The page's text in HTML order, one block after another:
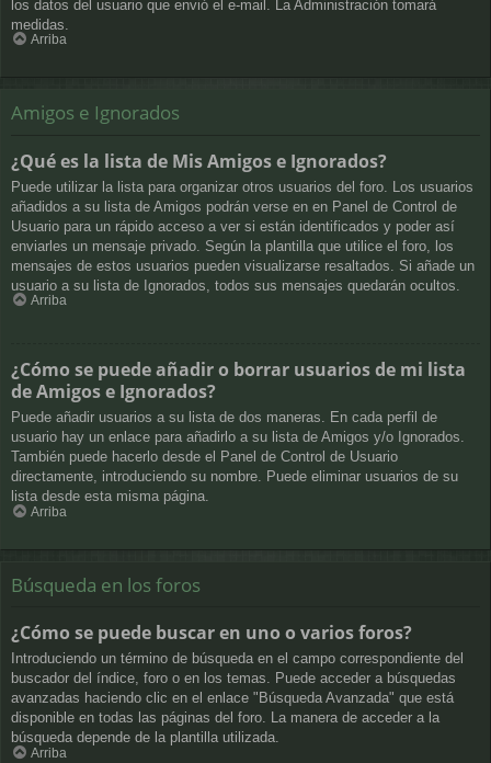
los datos del usuario que envió el e-mail. La Administración tomará
medidas.
Arriba
Amigos e Ignorados
¿Qué es la lista de Mis Amigos e Ignorados?
Puede utilizar la lista para organizar otros usuarios del foro. Los usuarios
añadidos a su lista de Amigos podrán verse en en Panel de Control de
Usuario para un rápido acceso a ver si están identificados y poder así
enviarles un mensaje privado. Según la plantilla que utilice el foro, los
mensajes de estos usuarios pueden visualizarse resaltados. Si añade un
usuario a su lista de Ignorados, todos sus mensajes quedarán ocultos.
Arriba
¿Cómo se puede añadir o borrar usuarios de mi lista
de Amigos e Ignorados?
Puede añadir usuarios a su lista de dos maneras. En cada perfil de
usuario hay un enlace para añadirlo a su lista de Amigos y/o Ignorados.
También puede hacerlo desde el Panel de Control de Usuario
directamente, introduciendo su nombre. Puede eliminar usuarios de su
lista desde esta misma página.
Arriba
Búsqueda en los foros
¿Cómo se puede buscar en uno o varios foros?
Introduciendo un término de búsqueda en el campo correspondiente del
buscador del índice, foro o en los temas. Puede acceder a búsquedas
avanzadas haciendo clic en el enlace "Búsqueda Avanzada" que está
disponible en todas las páginas del foro. La manera de acceder a la
búsqueda depende de la plantilla utilizada.
Arriba